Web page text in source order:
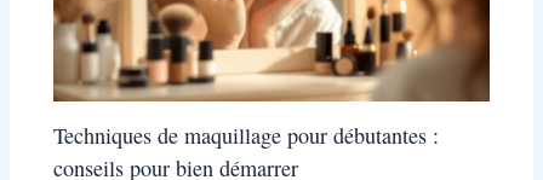
Techniques de maquillage pour débutantes :
conseils pour bien démarrer